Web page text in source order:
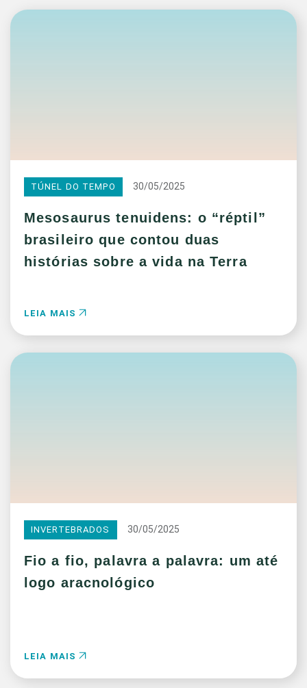
TÚNEL DO TEMPO 30/05/2025
Mesosaurus tenuidens: o “réptil”
brasileiro que contou duas
histórias sobre a vida na Terra
LEIA MAIS
INVERTEBRADOS 30/05/2025
Fio a fio, palavra a palavra: um até
logo aracnológico
LEIA MAIS